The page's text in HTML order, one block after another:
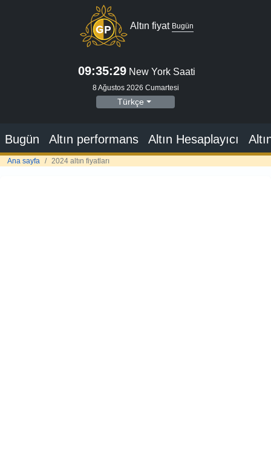
Altın fiyat Bugün
09:35:30 New York Saati
8 Ağustos 2026 Cumartesi
Türkçe
Bugün Altın performans Altın Hesaplayıcı
Ana sayfa 2024 altın fiyatları